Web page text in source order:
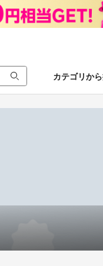
カテゴリか